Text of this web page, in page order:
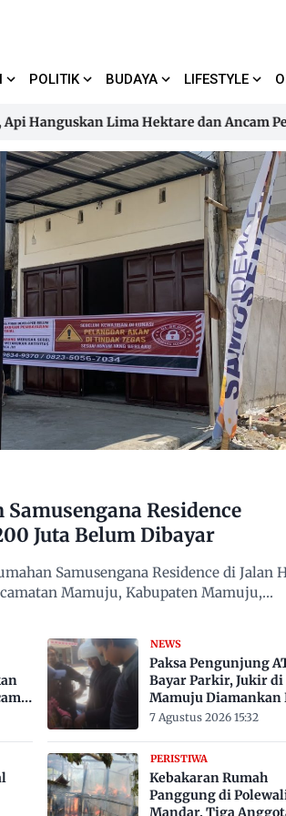
POLITIK BUDAYA LIFESTYLE
Lima Hektare dan Ancam
Lima Hektare dan Ancam
Residence
Juta Belum Dibayar
Samusengana Residence di Jalan
Mamuju, Kabupaten Mamuju,
NEWS
Paksa Pengunjung
Bayar Parkir, Jukir di
Mamuju Diamankan
7 Agustus 2026 15:32
PERISTIWA
Kebakaran Rumah
Panggung di
Mandar, Tiga